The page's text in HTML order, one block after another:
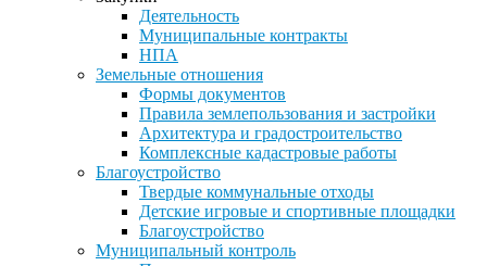
Деятельность
Муниципальные контракты
НПА
Земельные отношения
Формы документов
Правила землепользования и застройки
Архитектура и градостроительство
Комплексные кадастровые работы
Благоустройство
Твердые коммунальные отходы
Детские игровые и спортивные площадки
Благоустройство
Муниципальный контроль